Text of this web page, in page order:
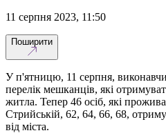
11 серпня 2023, 11:50
Поширити
У п'ятницю, 11 серпня,
перелік мешканців, які
житла. Тепер 46 осіб, які
Стрийській, 62, 64, 66, 68,
від міста.